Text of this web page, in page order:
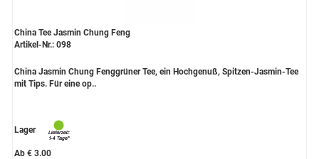
China Tee Jasmin Chung Feng
Artikel-Nr.: 098
China Jasmin Chung Fenggrüner Tee, ein Hochgenuß, Spitzen-Jasmin-Tee
mit Tips. Für eine op..
Lager
Ab € 3.00